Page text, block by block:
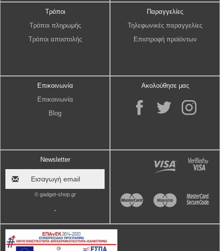
Τρόποι
Τρόποι πληρωμής
Τρόποι αποστολής
Παραγγελίες
Τηλεφωνικές παραγγελίες
Επιστροφή προϊόντων
Επικοινωνία
Επικοινωνία
Blog
Ακολούθησε μας
Newsletter
© gadget-shop.gr
.